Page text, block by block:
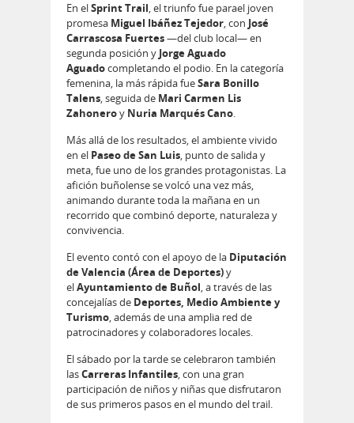
En elSprint Trail, el triunfo fue parael joven
promesa Miguel Ibáñez Tejedor, con José
Carrascosa Fuertes—del club local— en
segunda posición y Jorge Aguado
Aguadocompletando el podio. En la categoría
femenina, la más rápida fueSara Bonillo
Talens, seguida de Mari Carmen Lis
Zahoneroy Nuria Marqués Cano.
Más allá de los resultados, el ambiente vivido
en el Paseo de San Luis, punto de salida y
meta, fue uno de los grandes protagonistas. La
afición buñolense se volcó una vez más,
animando durante toda la mañana en un
recorrido que combinó deporte, naturaleza y
convivencia.
El evento contó con el apoyo de la Diputación
de Valencia (Área de Deportes)y
elAyuntamiento de Buñol, a través de las
concejalías de Deportes, Medio Ambiente y
Turismo, además de una amplia red de
patrocinadores y colaboradores locales.
El sábado por la tarde se celebraron también
lasCarreras Infantiles, con una gran
participación de niños y niñas que disfrutaron
de sus primeros pasos en el mundo del trail.